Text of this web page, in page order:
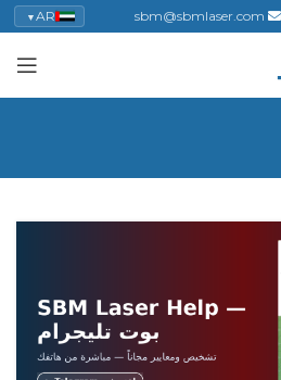
sbm@sbmlaser.com
AR
▼